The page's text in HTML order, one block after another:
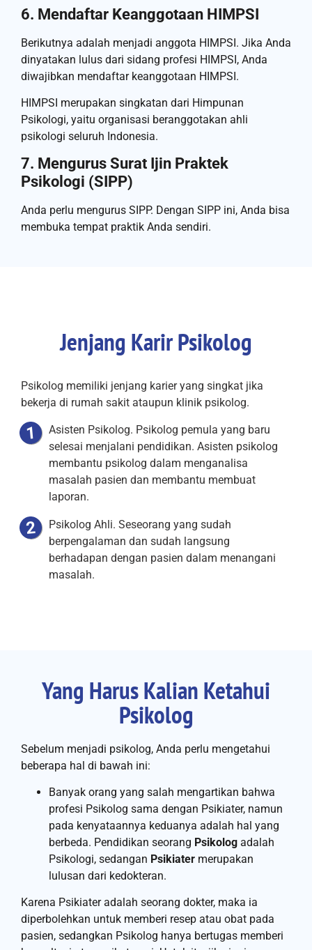
6. Mendaftar Keanggotaan HIMPSI
Berikutnya adalah menjadi anggota HIMPSI. Jika Anda
dinyatakan lulus dari sidang profesi HIMPSI, Anda
diwajibkan mendaftar keanggotaan HIMPSI.
HIMPSI merupakan singkatan dari Himpunan
Psikologi, yaitu organisasi beranggotakan ahli
psikologi seluruh Indonesia.
7. Mengurus Surat Ijin Praktek
Psikologi (SIPP)
Anda perlu mengurus SIPP. Dengan SIPP ini, Anda bisa
membuka tempat praktik Anda sendiri.
Jenjang Karir Psikolog
Psikolog memiliki jenjang karier yang singkat jika
bekerja di rumah sakit ataupun klinik psikolog.
Asisten Psikolog. Psikolog pemula yang baru
selesai menjalani pendidikan. Asisten psikolog
membantu psikolog dalam menganalisa
masalah pasien dan membantu membuat
laporan.
Psikolog Ahli. Seseorang yang sudah
berpengalaman dan sudah langsung
berhadapan dengan pasien dalam menangani
masalah.
Yang Harus Kalian Ketahui
Psikolog
Sebelum menjadi psikolog, Anda perlu mengetahui
beberapa hal di bawah ini:
Banyak orang yang salah mengartikan bahwa
profesi Psikolog sama dengan Psikiater, namun
pada kenyataannya keduanya adalah hal yang
berbeda. Pendidikan seorang Psikolog adalah
Psikologi, sedangan Psikiater merupakan
lulusan dari kedokteran.
Karena Psikiater adalah seorang dokter, maka ia
diperbolehkan untuk memberi resep atau obat pada
pasien, sedangkan Psikolog hanya bertugas memberi